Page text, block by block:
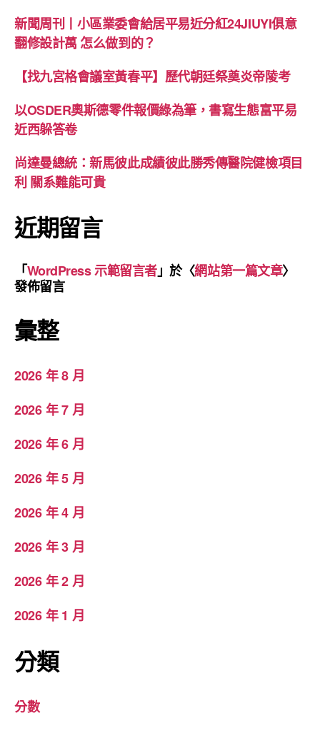
新聞周刊丨小區業委會給居平易近分紅24JIUYI俱意
翻修設計萬 怎么做到的？
【找九宮格會議室黃春平】歷代朝廷祭奠炎帝陵考
以OSDER奧斯德零件報價綠為筆，書寫生態富平易
近西躲答卷
尚達曼總統：新馬彼此成績彼此勝秀傳醫院健檢項目
利 關系難能可貴
近期留言
「WordPress 示範留言者」於〈網站第一篇文章〉
發佈留言
彙整
2026 年 8 月
2026 年 7 月
2026 年 6 月
2026 年 5 月
2026 年 4 月
2026 年 3 月
2026 年 2 月
2026 年 1 月
分類
分數